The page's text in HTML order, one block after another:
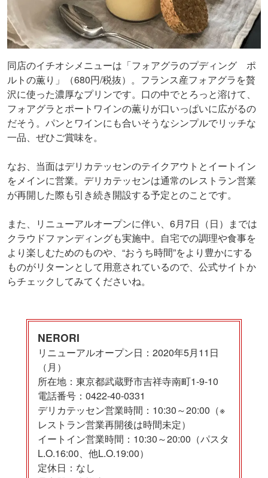
同店のイチオシメニューは「フォアグラのプディング ポ
ルトの薫り」（680円/税抜）。フランス産フォアグラを贅
沢に使った濃厚なプリンです。口の中でとろっと溶けて、
フォアグラとポートワインの薫りが口いっぱいに広がるの
だそう。パンとワインにも合いそうなシンプルでリッチな
一品、ぜひご賞味を。
なお、当面はデリカテッセンのテイクアウトとイートイン
をメインに営業。デリカテッセンは通常のレストラン営業
が再開した際も引き続き開設する予定とのことです。
また、リニューアルオープンに伴い、6月7日（日）までは
クラウドファンディングも実施中。自宅での調理や食事を
より楽しむためのものや、“おうち時間”をより豊かにする
ものがリターンとして用意されているので、公式サイトか
らチェックしてみてくださいね。
NERORI
リニューアルオープン日：2020年5月11日
（月）
所在地：東京都武蔵野市吉祥寺南町1-9-10
電話番号：0422-40-0331
デリカテッセン営業時間：10:30～20:00（※
レストラン営業再開後は時間未定）
イートイン営業時間：10:30～20:00（パスタ
L.O.16:00、他L.O.19:00）
定休日：なし